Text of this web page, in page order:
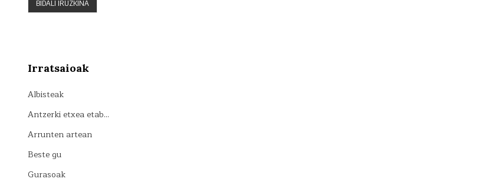
Irratsaioak
Albisteak
Antzerki etxea etab…
Arrunten artean
Beste gu
Gurasoak